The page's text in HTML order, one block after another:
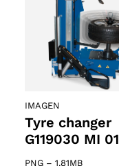
IMAGEN
Tyre changer
G119030 MI 01
PNG – 1.81MB